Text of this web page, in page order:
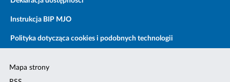
Instrukcja BIP MJO
Polityka dotycząca cookies i podobnych technologii
Mapa strony